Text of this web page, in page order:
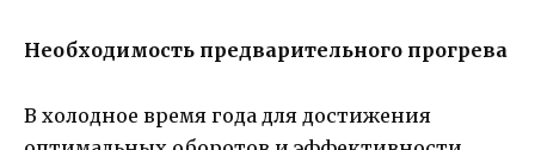
Необходимость предварительного прогрева
В холодное время года для достижения